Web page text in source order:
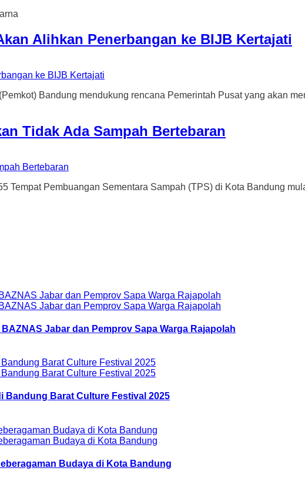
Alihkan Penerbangan ke BIJB Kertajati
Bandung mendukung rencana Pemerintah Pusat yang akan
Tidak Ada Sampah Bertebaran
Tempat Pembuangan Sementara Sampah (TPS) di Kota Bandung
Jabar dan Pemprov Sapa Warga Rajapolah
Bandung Barat Culture Festival 2025
Budaya di Kota Bandung